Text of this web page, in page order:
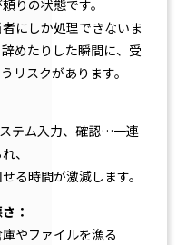
りの状態です。
にしか処理できないま
めたりした瞬間に、受
リスクがあります。
テム入力、確認…一連
、
る時間が激減します。
：
やファイルを漁る